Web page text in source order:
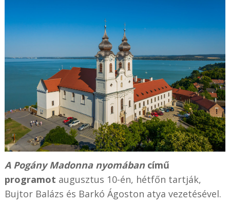
A Pogány Madonna nyomábancímű
programot augusztus 10-én, hétfőn tartják,
Bujtor Balázs és Barkó Ágoston atya vezetésével.